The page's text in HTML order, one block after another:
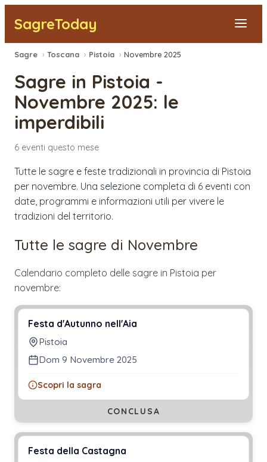
SagreToday
Segnala una sagra
Tutte le Sagre
Vicino a Me
Sagre › Toscana › Pistoia › Novembre 2025
Sagre in Pistoia -
Novembre 2025: le
imperdibili
6 eventi questo mese
Tutte le sagre e feste tradizionali in provincia di Pistoia
per novembre. Una selezione completa di 6 eventi con
date, programmi e informazioni utili per vivere le
tradizioni del territorio.
Tutte le sagre di Novembre
Calendario completo delle sagre in Pistoia per
novembre:
Festa d'Autunno nell'Aia
Pistoia
Dom 9 Novembre 2025
Scopri la sagra
CONCLUSA
Festa della Castagna